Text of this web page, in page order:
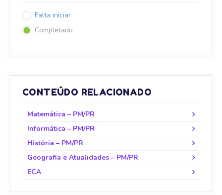
Falta iniciar
Completado
CONTEÚDO RELACIONADO
Matemática – PM/PR
Informática – PM/PR
História – PM/PR
Geografia e Atualidades – PM/PR
ECA